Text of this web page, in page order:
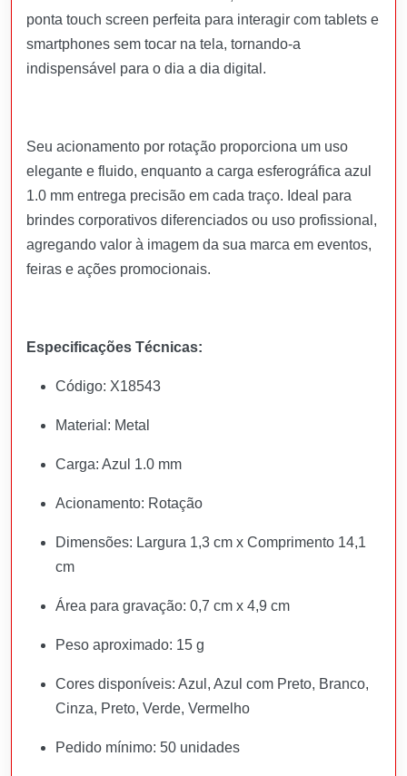
ponta touch screen perfeita para interagir com tablets e
smartphones sem tocar na tela, tornando-a
indispensável para o dia a dia digital.
Seu acionamento por rotação proporciona um uso
elegante e fluido, enquanto a carga esferográfica azul
1.0 mm entrega precisão em cada traço. Ideal para
brindes corporativos diferenciados ou uso profissional,
agregando valor à imagem da sua marca em eventos,
feiras e ações promocionais.
Especificações Técnicas:
Código: X18543
Material: Metal
Carga: Azul 1.0 mm
Acionamento: Rotação
Dimensões: Largura 1,3 cm x Comprimento 14,1
cm
Área para gravação: 0,7 cm x 4,9 cm
Peso aproximado: 15 g
Cores disponíveis: Azul, Azul com Preto, Branco,
Cinza, Preto, Verde, Vermelho
Pedido mínimo: 50 unidades